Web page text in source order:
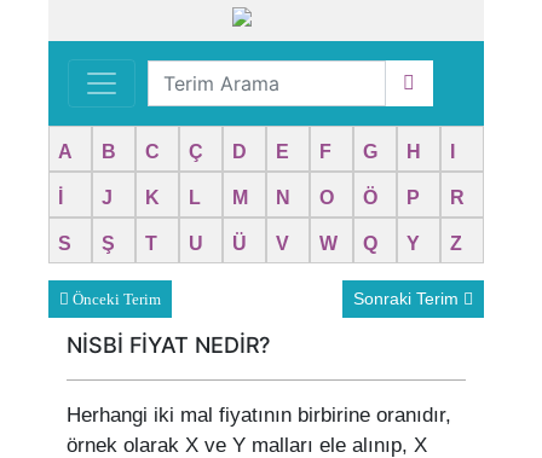
A B C Ç D E F G H
J K L M N O Ö P R
S Ş T U Ü V W Q Y Z
Önceki Terim Sonraki Terim
NİSBİ FİYAT NEDİR?
Herhangi iki mal fiyatının birbirine oranıdır,
örnek olarak X ve Y malları ele alınıp, X